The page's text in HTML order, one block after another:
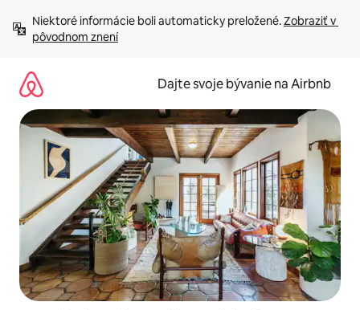
obsah.
Niektoré informácie boli automaticky preložené. Zobraziť v
pôvodnom znení
Dajte svoje bývanie na Airbnb